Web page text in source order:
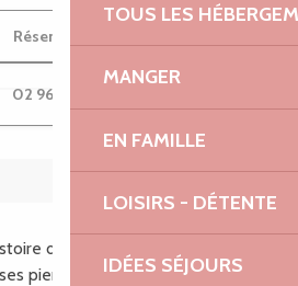
TOUS LES
MANGER
EN FAMILLE
LOISIRS - DÉTENTE
IDÉES SÉJOURS
Réserver
02 96 04 04
du Trégor vous invite dans
pierres" comme disait